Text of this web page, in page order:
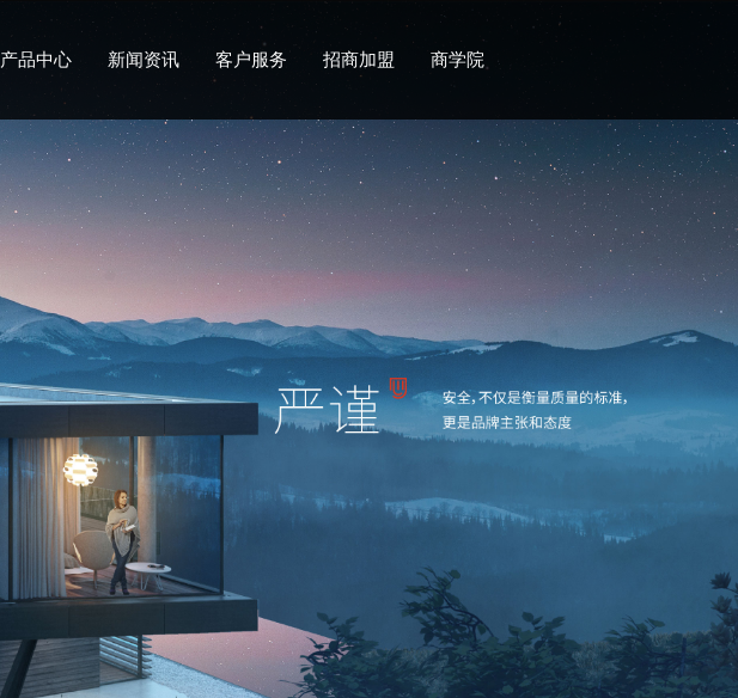
产品中心 新闻资讯 客户服务 招商加盟 商学院